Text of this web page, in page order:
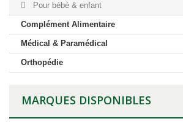
Pour bébé & enfant
Complément Alimentaire
Médical & Paramédical
Orthopédie
MARQUES DISPONIBLES